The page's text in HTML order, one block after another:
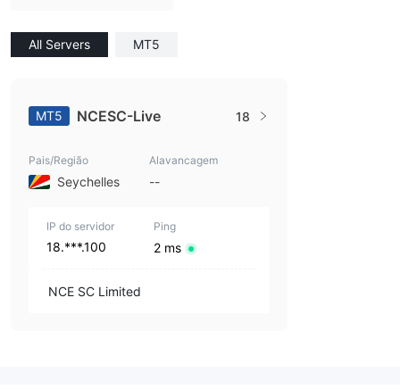
All Servers MT5
MT5 NCESC-Live 18
Pais/Região
Seychelles
Alavancagem
--
IP do servidor
18.***.100
Ping
2 ms
NCE SC Limited